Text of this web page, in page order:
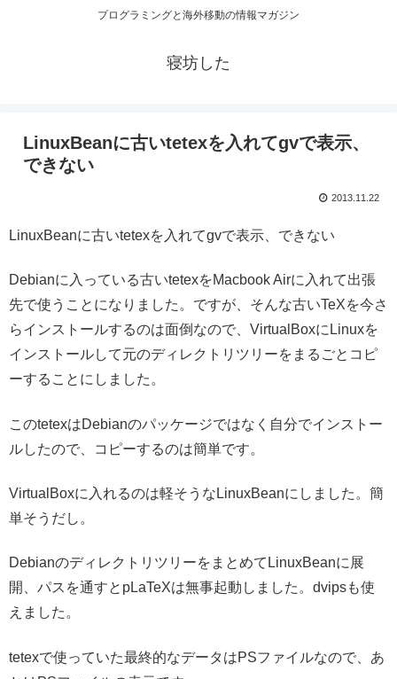
プログラミングと海外移動の情報マガジン
寝坊した
LinuxBeanに古いtetexを入れてgvで表示、
できない
2013.11.22
LinuxBeanに古いtetexを入れてgvで表示、できない
Debianに入っている古いtetexをMacbook Airに入れて出張
先で使うことになりました。ですが、そんな古いTeXを今さ
らインストールするのは面倒なので、VirtualBoxにLinuxを
インストールして元のディレクトリツリーをまるごとコピ
ーすることにしました。
このtetexはDebianのパッケージではなく自分でインストー
ルしたので、コピーするのは簡単です。
VirtualBoxに入れるのは軽そうなLinuxBeanにしました。簡
単そうだし。
DebianのディレクトリツリーをまとめてLinuxBeanに展
開、パスを通すとpLaTeXは無事起動しました。dvipsも使
えました。
tetexで使っていた最終的なデータはPSファイルなので、あ